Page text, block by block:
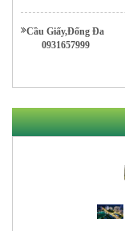
Cầu Giấy,Đống Đa
0931657999